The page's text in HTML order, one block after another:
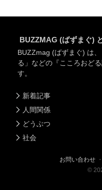
BUZZMAG (ばずまぐ)
BUZZmag (ばずまぐ) は
る」などの『こころおど
す。
新着記事
人間関係
どうぶつ
社会
お問い合わせ ・
©